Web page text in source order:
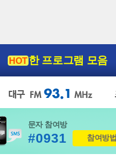
HOT한 프로그램 모음
문자 참여방
#0931 참여방법